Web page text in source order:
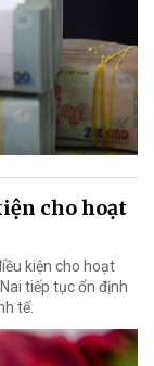
cho hoạt
kiện cho hoạt
tiếp tục ổn định
tế.